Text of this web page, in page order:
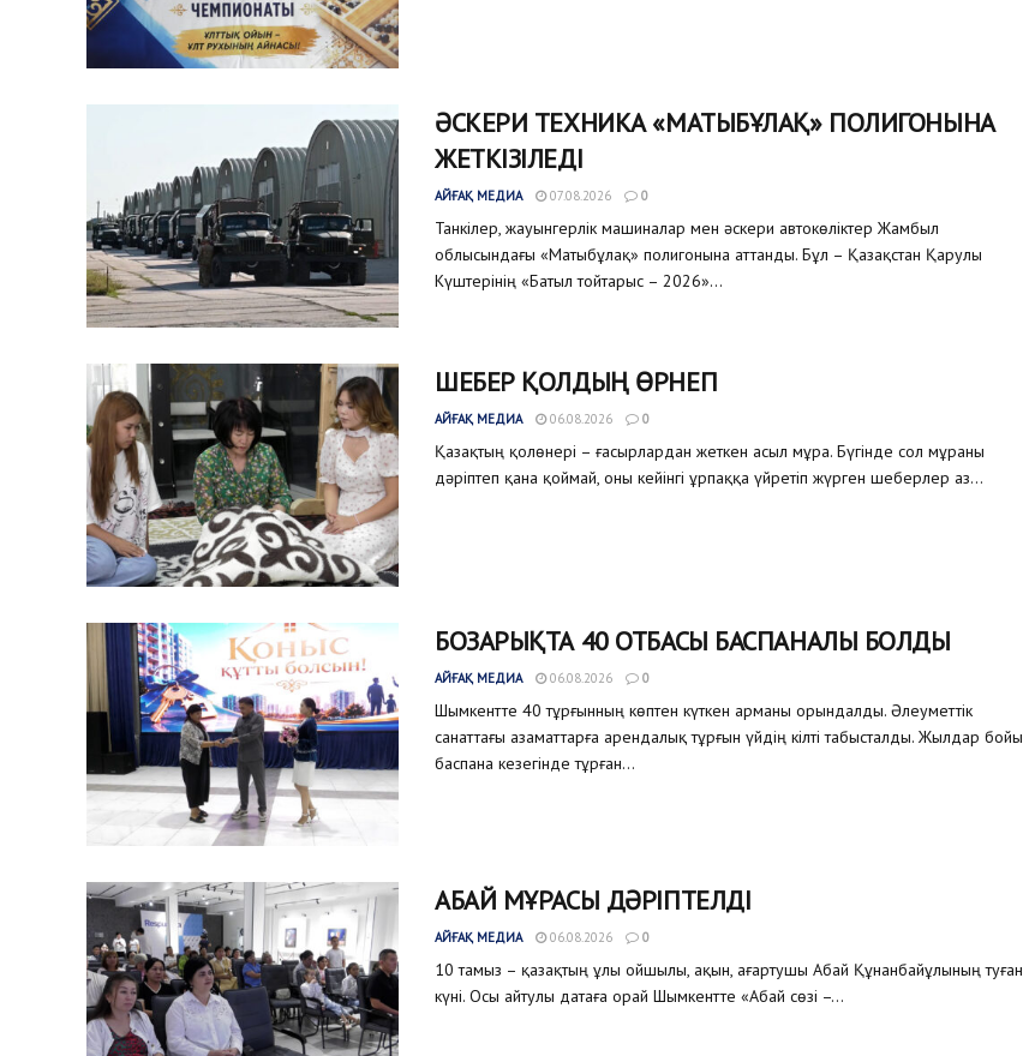
ӘСКЕРИ ТЕХНИКА «МАТЫБҰЛАҚ» ПОЛИГОНЫНА
ЖЕТКІЗІЛЕДІ
АЙҒАҚ МЕДИА 07.08.2026 0
Танкілер, жауынгерлік машиналар мен әскери автокөліктер Жамбыл
облысындағы «Матыбұлақ» полигонына аттанды. Бұл – Қазақстан Қарулы
Күштерінің «Батыл тойтарыс – 2026»...
ШЕБЕР ҚОЛДЫҢ ӨРНЕГІ
АЙҒАҚ МЕДИА 06.08.2026 0
Қазақтың қолөнері – ғасырлардан жеткен асыл мұра. Бүгінде сол мұраны
дәріптеп қана қоймай, оны кейінгі ұрпаққа үйретіп жүрген шеберлер аз...
БОЗАРЫҚТА 40 ОТБАСЫ БАСПАНАЛЫ БОЛДЫ
АЙҒАҚ МЕДИА 06.08.2026 0
Шымкентте 40 тұрғынның көптен күткен арманы орындалды. Әлеуметтік
санаттағы азаматтарға арендалық тұрғын үйдің кілті табысталды. Жылдар бойы
баспана кезегінде тұрған...
АБАЙ МҰРАСЫ ДӘРІПТЕЛДІ
АЙҒАҚ МЕДИА 06.08.2026 0
10 тамыз – қазақтың ұлы ойшылы, ақын, ағартушы Абай Құнанбайұлының туған
күні. Осы айтулы датаға орай Шымкентте «Абай сөзі –...